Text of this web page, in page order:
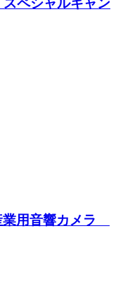
ペシャルキャン
業用音響カメラ